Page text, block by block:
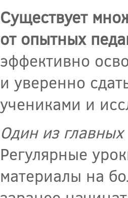
Существует
от опытных
эффективно
и уверенно
учениками и
Один из
Регулярные
материалы на